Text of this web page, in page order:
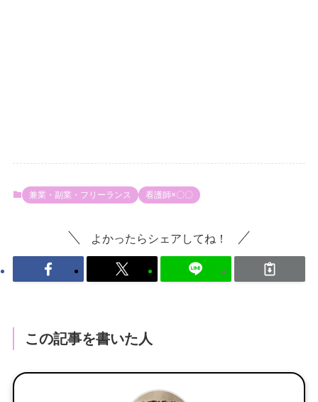
兼業・副業・フリーランス 看護師×〇〇
よかったらシェアしてね！
この記事を書いた人